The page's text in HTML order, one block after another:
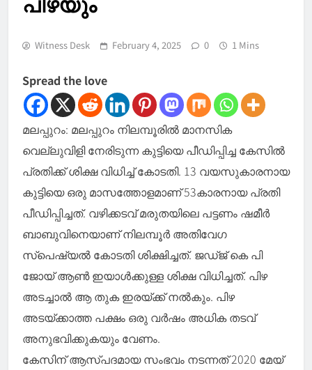
പിഴയും
Witness Desk February 4, 2025 0 1 Mins
Spread the love
മലപ്പുറം: മലപ്പുറം നിലമ്പൂരിൽ മാനസിക
വെല്ലുവിളി നേരിടുന്ന കുട്ടിയെ പീഡിപ്പിച്ച കേസിൽ
പ്രതിക്ക് ശിക്ഷ വിധിച്ച് കോടതി. 13 വയസുകാരനായ
കുട്ടിയെ ഒരു മാസത്തോളമാണ് 53കാരനായ പ്രതി
പീഡിപ്പിച്ചത്. വഴിക്കടവ് മരുതയിലെ പട്ടണം ഷമീർ
ബാബുവിനെയാണ് നിലമ്പൂർ അതിവേഗ
സ്‌പെഷ്യൽ കോടതി ശിക്ഷിച്ചത്. ജഡ്ജ് കെ പി
ജോയ് ആൺ ഇയാൾക്കുള്ള ശിക്ഷ വിധിച്ചത്. പിഴ
അടച്ചാൽ ആ തുക ഇരയ്ക്ക് നൽകും. പിഴ
അടയ്ക്കാത്ത പക്ഷം ഒരു വർഷം അധിക തടവ്
അനുഭവിക്കുകയും വേണം.
കേസിന് ആസ്പദമായ സംഭവം നടന്നത് 2020 മേയ്